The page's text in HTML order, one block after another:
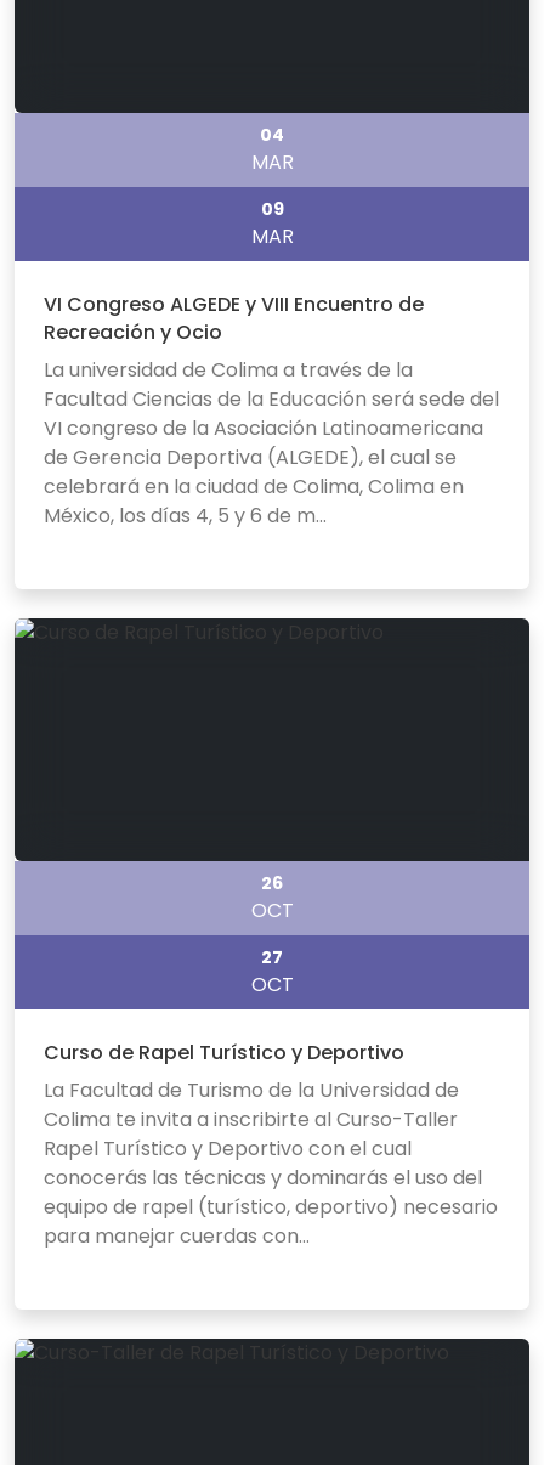
04
MAR
09
MAR
VI Congreso ALGEDE y VIII Encuentro de
Recreación y Ocio
La universidad de Colima a través de la
Facultad Ciencias de la Educación será sede del
VI congreso de la Asociación Latinoamericana
de Gerencia Deportiva (ALGEDE), el cual se
celebrará en la ciudad de Colima, Colima en
México, los días 4, 5 y 6 de m...
26
OCT
27
OCT
Curso de Rapel Turístico y Deportivo
La Facultad de Turismo de la Universidad de
Colima te invita a inscribirte al Curso-Taller
Rapel Turístico y Deportivo con el cual
conocerás las técnicas y dominarás el uso del
equipo de rapel (turístico, deportivo) necesario
para manejar cuerdas con...